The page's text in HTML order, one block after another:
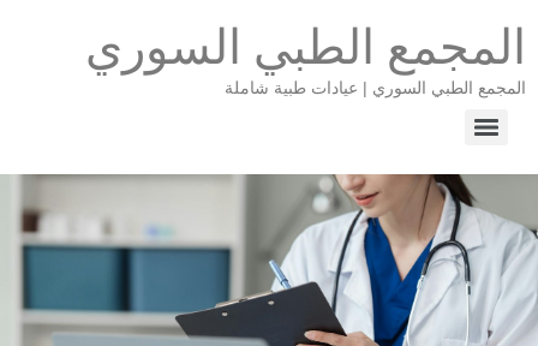
المجمع الطبي السوري
المجمع الطبي السوري | عيادات طبية شاملة